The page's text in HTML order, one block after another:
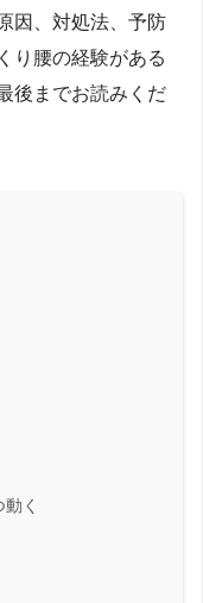
因、対処法、予防
り腰の経験がある
後までお読みくだ
く